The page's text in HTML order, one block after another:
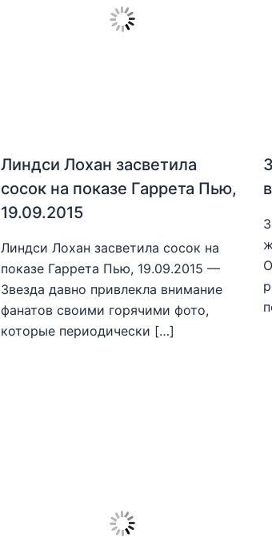
Линдси Лохан засветила
сосок на показе Гаррета Пью,
19.09.2015
Линдси Лохан засветила сосок на
показе Гаррета Пью, 19.09.2015 —
Звезда давно привлекла внимание
фанатов своими горячими фото,
которые периодически […]